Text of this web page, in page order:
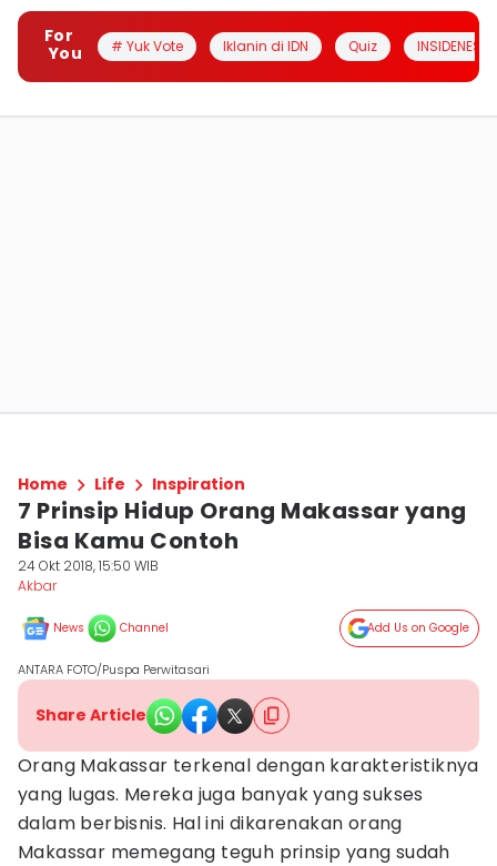
For
You
# Yuk Vote Iklanin di IDN Quiz INSIDENESIA
Home Life Inspiration
7 Prinsip Hidup Orang Makassar yang
Bisa Kamu Contoh
24 Okt 2018, 15:50 WIB
Akbar
News Channel Add Us on Google
ANTARA FOTO/Puspa Perwitasari
Share Article
Orang Makassar terkenal dengan karakteristiknya
yang lugas. Mereka juga banyak yang sukses
dalam berbisnis. Hal ini dikarenakan orang
Makassar memegang teguh prinsip yang sudah